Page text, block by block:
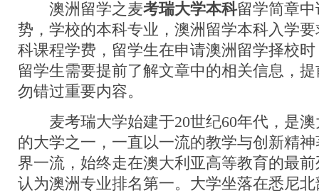
澳洲留学之麦考瑞大学本科留学简章
势，学校的本科专业，澳洲留学本科入学
科课程学费，留学生在申请澳洲留学择校
留学生需要提前了解文章中的相关信息，
勿错过重要内容。
麦考瑞大学始建于20世纪60年代，是澳
的大学之一，一直以一流的教学与创新精
界一流，始终走在澳大利亚高等教育的最
认为澳洲专业排名第一。大学坐落在悉尼